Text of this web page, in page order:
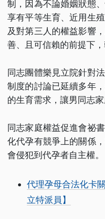
制，因為不論婚姻狀態
享有平等生育、近用生
及對第三人的權益影響
善、且可信賴的前提下，
同志團體樂見立院針對
制度的討論已延續多年
的生育需求，讓男同志
同志家庭權益促進會祕
化代孕有競爭上的關係
會侵犯到代孕者自主權。
代理孕母合法化卡
立特派員】